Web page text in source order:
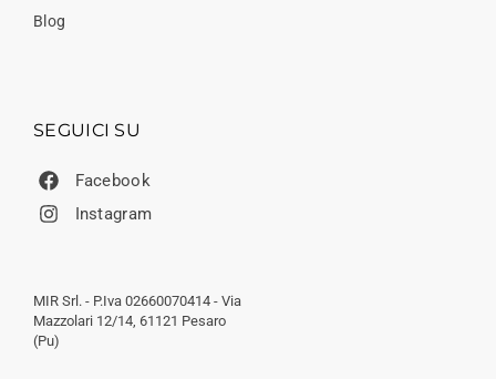
Blog
SEGUICI SU
Facebook
Instagram
MIR Srl. - P.Iva 02660070414 - Via
Mazzolari 12/14, 61121 Pesaro
(Pu)